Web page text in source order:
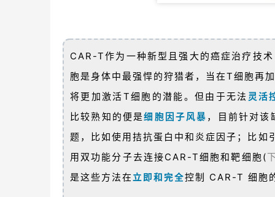
CAR-T作为一种新型且强大的癌症治疗技
胞是身体中最强悍的狩猎者，当在T细胞再
将更加激活T细胞的潜能。但由于无法 灵活
比较熟知的便是细胞因子风暴 ，目前针对该
题，比如使用拮抗蛋白中和炎症因子；比
用双功能分子去连接CAR-T细胞和靶细胞(
是这些方法在立即和完全控制 CAR-T 细胞